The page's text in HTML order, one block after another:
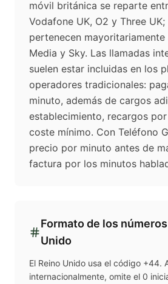
móvil británica se reparte
Vodafone UK, O2 y Three
pertenecen mayoritariamente
Media y Sky. Las llamadas
suelen estar incluidas en los
operadores tradicionales:
minuto, además de cargos
establecimiento, recargos
coste mínimo. Con Teléfono
precio por minuto antes de
factura por los minutos
Formato de los
Unido
El Reino Unido usa el código +44.
internacionalmente, omite el 0